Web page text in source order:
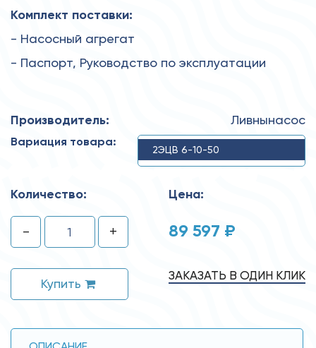
Комплект поставки:
- Насосный агрегат
- Паспорт, Руководство по эксплуатации
Производитель: Ливнынасос
Вариация товара:
2ЭЦВ 6-10-50
Количество:
- +
Купить
Цена:
89 597 ₽
ЗАКАЗАТЬ В ОДИН КЛИК